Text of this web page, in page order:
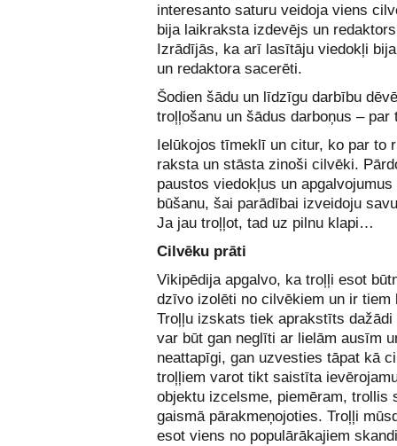
interesanto saturu veidoja viens
bija laikraksta izdevējs un
Izrādījās, ka arī lasītāju viedokļi
un redaktora sacerēti.
Šodien šādu un līdzīgu darbību
troļļošanu un šādus darboņus – par
Ielūkojos tīmeklī un citur, ko par to
raksta un stāsta zinoši cilvēki.
paustos viedokļus un
būšanu, šai parādībai izveidoju
Ja jau troļļot, tad uz pilnu klapi…
Cilvēku prāti
Vikipēdija apgalvo, ka troļļi esot
dzīvo izolēti no cilvēkiem un ir tiem
Troļļu izskats tiek aprakstīts
var būt gan neglīti ar lielām ausīm
neattapīgi, gan uzvesties tāpat kā
troļļiem varot tikt saistīta
objektu izcelsme, piemēram, trollis
gaismā pārakmeņojoties. Troļļi
esot viens no populārākajiem